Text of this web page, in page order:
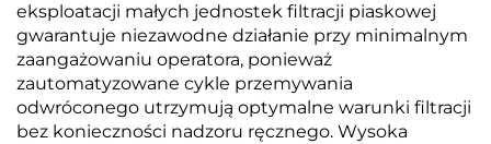
eksploatacji małych jednostek filtracji piaskowej
gwarantuje niezawodne działanie przy minimalnym
zaangażowaniu operatora, ponieważ
zautomatyzowane cykle przemywania
odwróconego utrzymują optymalne warunki filtracji
bez konieczności nadzoru ręcznego. Wysoka